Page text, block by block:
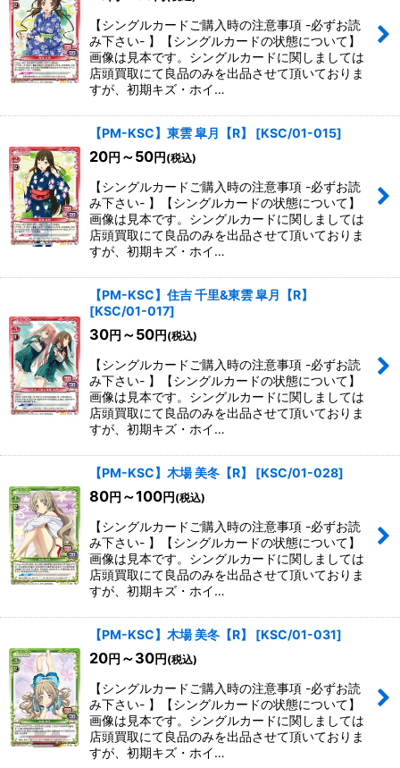
【シングルカードご購入時の注意事項 -必ずお読
み下さい- 】【シングルカードの状態について】
画像は見本です。シングルカードに関しましては
店頭買取にて良品のみを出品させて頂いておりま
すが、初期キズ・ホイ…
【PM-KSC】東雲 皐月【R】 [KSC/01-015]
20円 ～50円 (税込)
【シングルカードご購入時の注意事項 -必ずお読
み下さい- 】【シングルカードの状態について】
画像は見本です。シングルカードに関しましては
店頭買取にて良品のみを出品させて頂いておりま
すが、初期キズ・ホイ…
【PM-KSC】住吉 千里&東雲 皐月【R】
[KSC/01-017]
30円 ～50円 (税込)
【シングルカードご購入時の注意事項 -必ずお読
み下さい- 】【シングルカードの状態について】
画像は見本です。シングルカードに関しましては
店頭買取にて良品のみを出品させて頂いておりま
すが、初期キズ・ホイ…
【PM-KSC】木場 美冬【R】 [KSC/01-028]
80円 ～100円 (税込)
【シングルカードご購入時の注意事項 -必ずお読
み下さい- 】【シングルカードの状態について】
画像は見本です。シングルカードに関しましては
店頭買取にて良品のみを出品させて頂いておりま
すが、初期キズ・ホイ…
【PM-KSC】木場 美冬【R】 [KSC/01-031]
20円 ～30円 (税込)
【シングルカードご購入時の注意事項 -必ずお読
み下さい- 】【シングルカードの状態について】
画像は見本です。シングルカードに関しましては
店頭買取にて良品のみを出品させて頂いておりま
すが、初期キズ・ホイ…